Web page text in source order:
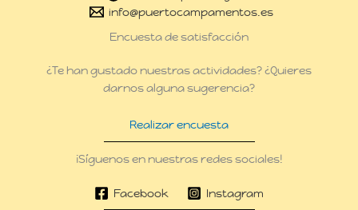
info@puertocampamentos.es
Encuesta de satisfacción
¿Te han gustado nuestras actividades? ¿Quieres
darnos alguna sugerencia?
Realizar encuesta
¡Síguenos en nuestras redes sociales!
Facebook Instagram